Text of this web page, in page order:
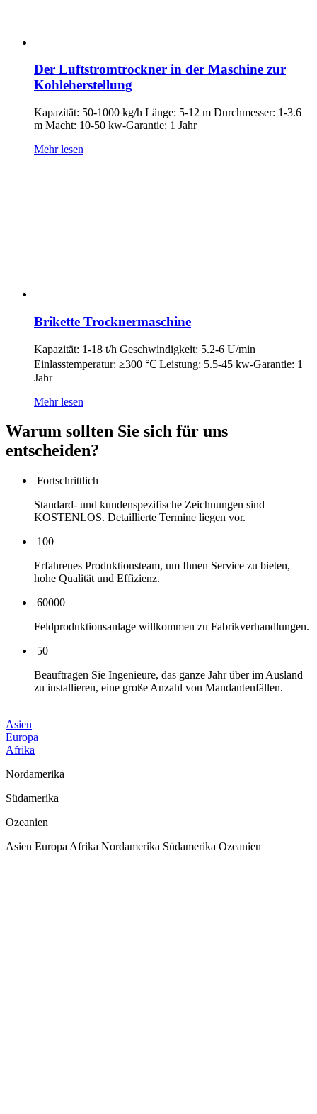
Der Luftstromtrockner in der Maschine zur
Kohleherstellung
Kapazität: 50-1000 kg/h Länge: 5-12 m Durchmesser: 1-3.6
m Macht: 10-50 kw-Garantie: 1 Jahr
Mehr lesen
Brikette Trocknermaschine
Kapazität: 1-18 t/h Geschwindigkeit: 5.2-6 U/min
Einlasstemperatur: ≥300 ℃ Leistung: 5.5-45 kw-Garantie: 1
Jahr
Mehr lesen
Warum sollten Sie sich für uns
entscheiden?
Fortschrittlich
Standard- und kundenspezifische Zeichnungen sind
KOSTENLOS. Detaillierte Termine liegen vor.
100
Erfahrenes Produktionsteam, um Ihnen Service zu bieten,
hohe Qualität und Effizienz.
60000
Feldproduktionsanlage willkommen zu Fabrikverhandlungen.
50
Beauftragen Sie Ingenieure, das ganze Jahr über im Ausland
zu installieren, eine große Anzahl von Mandantenfällen.
Asien
Europa
Afrika
Nordamerika
Südamerika
Ozeanien
Asien Europa Afrika Nordamerika Südamerika Ozeanien